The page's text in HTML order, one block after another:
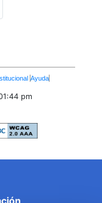
Ayuda
pm